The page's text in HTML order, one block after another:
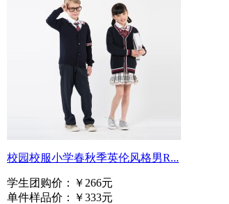
校园校服小学春秋季英伦风格男R...
学生团购价：
￥266元
单件样品价：
￥333元